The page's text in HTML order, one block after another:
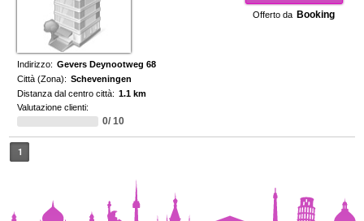
Offerto da Booking
Indirizzo: Gevers Deynootweg 68
Città (Zona): Scheveningen
Distanza dal centro città: 1.1 km
Valutazione clienti:
0/ 10
1